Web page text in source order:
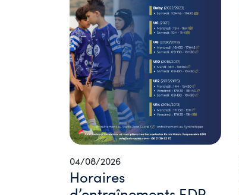
04/08/2026
Horaires